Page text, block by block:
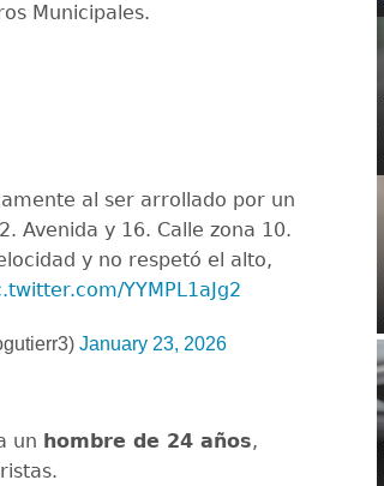
Municipales.
al ser arrollado por un
Avenida y 16. Calle zona 10.
y no respetó el alto,
YYMPL1aJg2
January 23, 2026
un hombre de 24 años,